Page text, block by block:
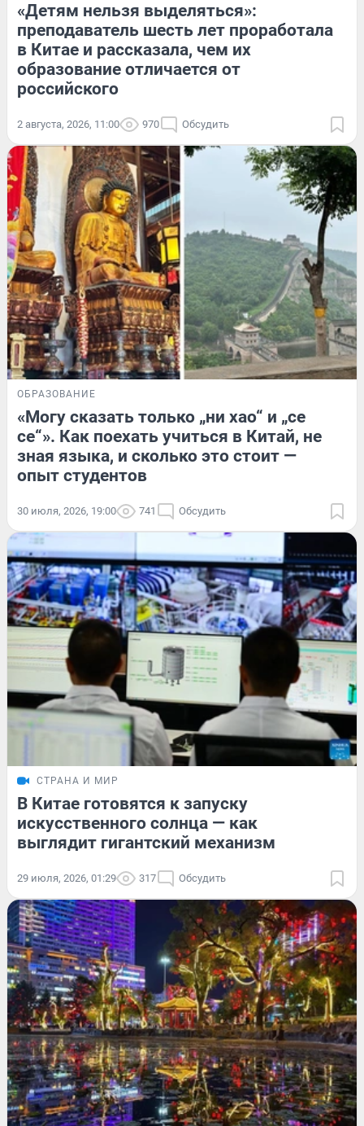
«Детям нельзя выделяться»:
преподаватель шесть лет проработала
в Китае и рассказала, чем их
образование отличается от
российского
2 августа, 2026, 11:00 970 Обсудить
ОБРАЗОВАНИЕ
«Могу сказать только „ни хао“ и „се
се“». Как поехать учиться в Китай, не
зная языка, и сколько это стоит —
опыт студентов
30 июля, 2026, 19:00 741 Обсудить
СТРАНА И МИР
В Китае готовятся к запуску
искусственного солнца — как
выглядит гигантский механизм
29 июля, 2026, 01:29 317 Обсудить